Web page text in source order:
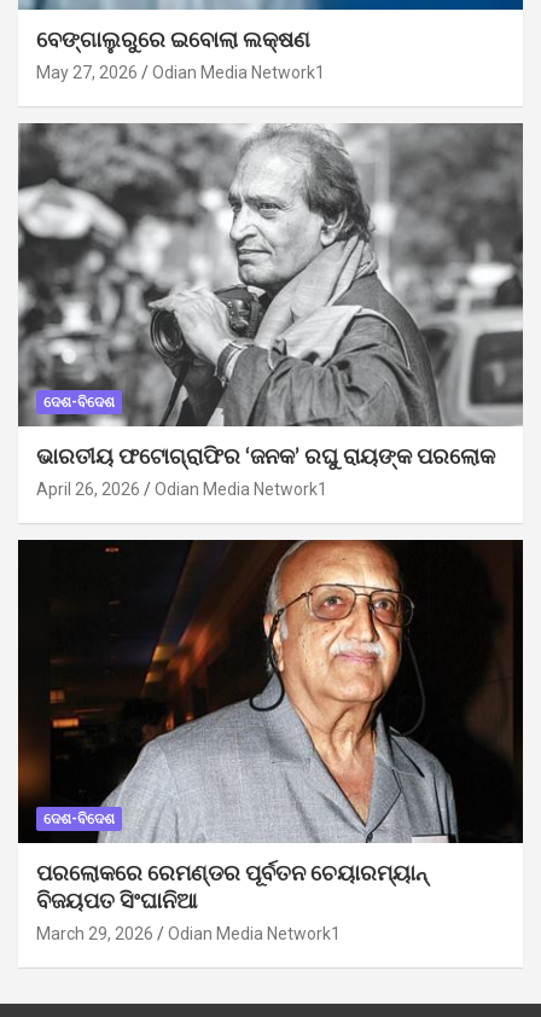
ବେଙ୍ଗାଲୁରୁରେ ଇବୋଲା ଲକ୍ଷଣ
May 27, 2026 Odian Media Network1
ଦେଶ-ବିଦେଶ
ଭାରତୀୟ ଫଟୋଗ୍ରାଫିର ‘ଜନକ’ ରଘୁ ରାୟଙ୍କ ପରଲୋକ
April 26, 2026 Odian Media Network1
ଦେଶ-ବିଦେଶ
ପରଲୋକରେ ରେମଣ୍ଡର ପୂର୍ବତନ ଚେୟାରମ୍ୟାନ୍
ବିଜୟପତ ସିଂଘାନିଆ
March 29, 2026 Odian Media Network1